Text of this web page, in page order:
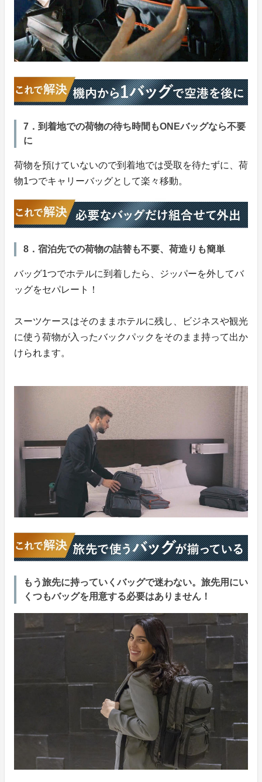
7．到着地での荷物の待ち時間もONEバッグなら不要
に
荷物を預けていないので到着地では受取を待たずに、荷
物1つでキャリーバッグとして楽々移動。
8．宿泊先での荷物の詰替も不要、荷造りも簡単
バッグ1つでホテルに到着したら、ジッパーを外してバ
ッグをセパレート！
スーツケースはそのままホテルに残し、ビジネスや観光
に使う荷物が入ったバックパックをそのまま持って出か
けられます。
もう旅先に持っていくバッグで迷わない。旅先用にい
くつもバッグを用意する必要はありません！